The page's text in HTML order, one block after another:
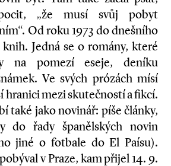
„že musí svůj pobyt
Od roku 1973 do dnešního
Jedná se o romány, které
na pomezí eseje, deníku
Ve svých prózách mísí
hranici mezi skutečností a fikcí.
také jako novinář: píše články,
do řady španělských novin
jiné o fotbale do El Paísu).
v Praze, kam přijel 14. 9.